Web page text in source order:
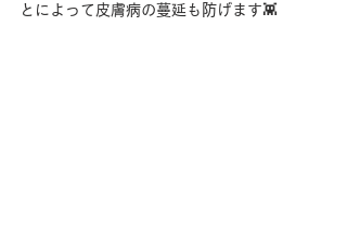
とによって皮膚病の蔓延も防げます👾